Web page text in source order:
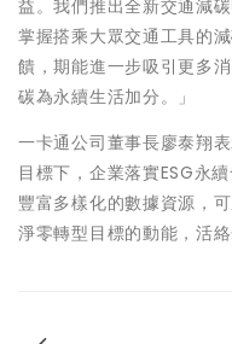
益。我們推出全新交通減
掌握搭乘大眾交通工具的
饋，期能進一步吸引更多
碳為永續生活加分。」
一卡通公司董事長廖泰翔
目標下，企業落實ESG永
豐富多樣化的數據資源，
淨零轉型目標的動能，活絡